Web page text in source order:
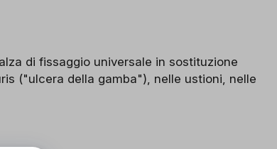
di fissaggio universale in sostituzione
("ulcera della gamba"), nelle ustioni, nelle